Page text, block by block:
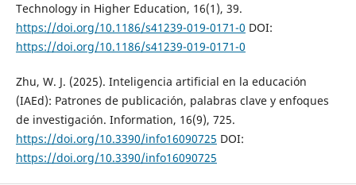
Technology in Higher Education, 16(1), 39.
https://doi.org/10.1186/s41239-019-0171-0 DOI:
https://doi.org/10.1186/s41239-019-0171-0
Zhu, W. J. (2025). Inteligencia artificial en la educación
(IAEd): Patrones de publicación, palabras clave y enfoques
de investigación. Information, 16(9), 725.
https://doi.org/10.3390/info16090725 DOI:
https://doi.org/10.3390/info16090725